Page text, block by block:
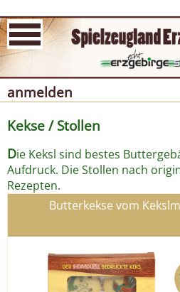
anmelden
Kekse / Stollen
Die Keksl sind bestes
Aufdruck. Die Stollen nach
Rezepten.
Butterkekse vom